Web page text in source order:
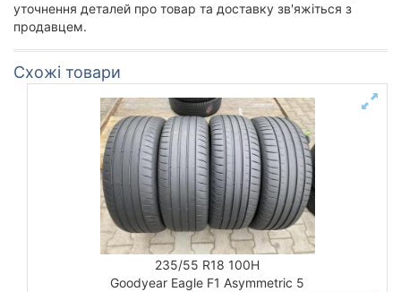
уточнення деталей про товар та доставку зв'яжіться з
продавцем.
Схожі товари
235/55 R18 100H
Goodyear Eagle F1 Asymmetric 5